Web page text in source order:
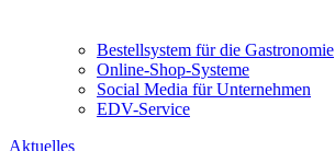
Bestellsystem für die Gastronomie
Online-Shop-Systeme
Social Media für Unternehmen
EDV-Service
Aktuelles